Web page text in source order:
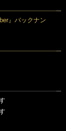
』バックナン